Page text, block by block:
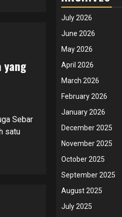
yang
Sebar
satu
July 2026
June 2026
May 2026
April 2026
March 2026
February 2026
January 2026
December 2025
November 2025
October 2025
September 2025
August 2025
July 2025